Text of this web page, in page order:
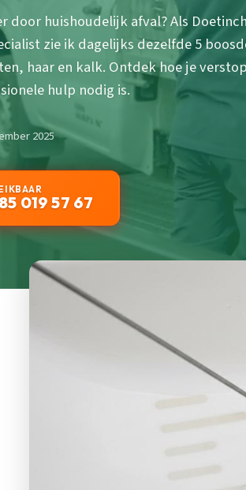
door huishoudelijk afval? Als
zie ik dagelijks dezelfde 5
haar en kalk. Ontdek hoe je
hulp nodig is.
2025
019 57 67